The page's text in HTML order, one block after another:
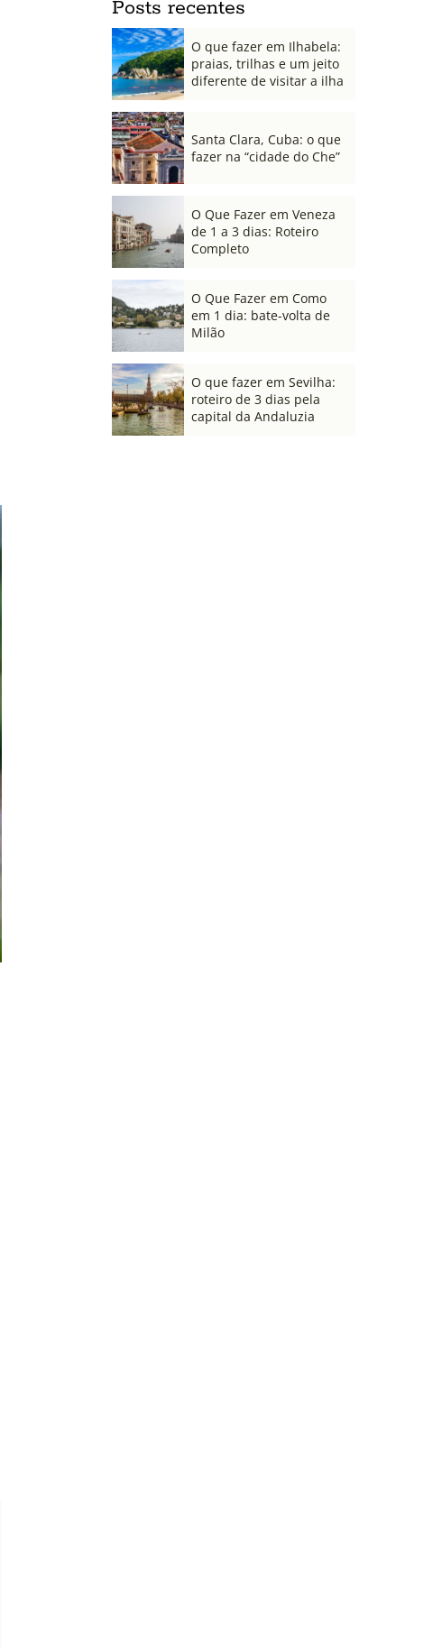
Posts recentes
O que fazer em Ilhabela:
praias, trilhas e um jeito
diferente de visitar a ilha
Santa Clara, Cuba: o que
fazer na “cidade do Che”
O Que Fazer em Veneza
de 1 a 3 dias: Roteiro
Completo
O Que Fazer em Como
em 1 dia: bate-volta de
Milão
O que fazer em Sevilha:
roteiro de 3 dias pela
capital da Andaluzia